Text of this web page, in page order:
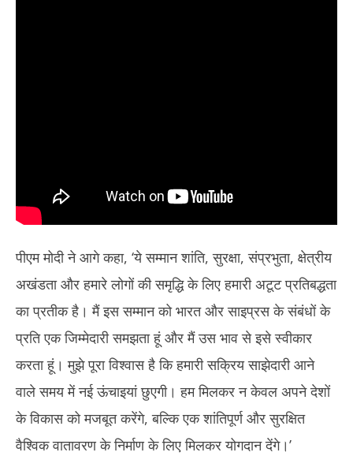
पीएम मोदी ने आगे कहा, ‘ये सम्मान शांति, सुरक्षा, संप्रभुता, क्षेत्रीय
अखंडता और हमारे लोगों की समृद्धि के लिए हमारी अटूट प्रतिबद्धता
का प्रतीक है। मैं इस सम्मान को भारत और साइप्रस के संबंधों के
प्रति एक जिम्मेदारी समझता हूं और मैं उस भाव से इसे स्वीकार
करता हूं। मुझे पूरा विश्वास है कि हमारी सक्रिय साझेदारी आने
वाले समय में नई ऊंचाइयां छुएगी। हम मिलकर न केवल अपने देशों
के विकास को मजबूत करेंगे, बल्कि एक शांतिपूर्ण और सुरक्षित
वैश्विक वातावरण के निर्माण के लिए मिलकर योगदान देंगे।’